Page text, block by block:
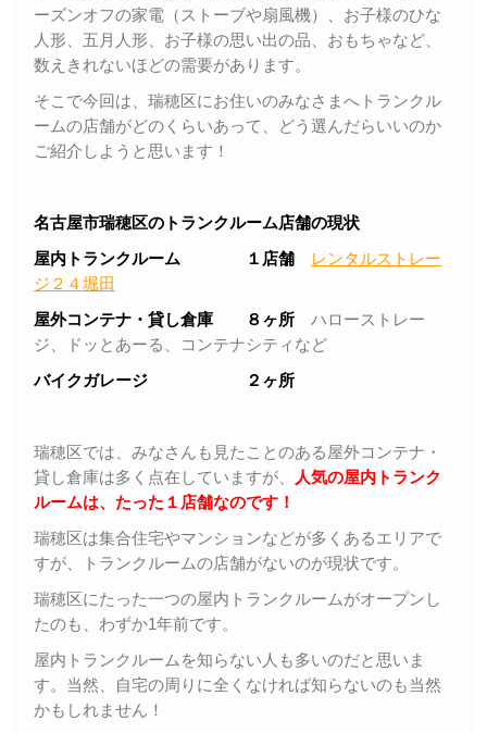
ーズンオフの家電（ストーブや扇風機）、お子様のひな
人形、五月人形、お子様の思い出の品、おもちゃなど、
数えきれないほどの需要があります。
そこで今回は、瑞穂区にお住いのみなさまへトランクル
ームの店舗がどのくらいあって、どう選んだらいいのか
ご紹介しようと思います！
名古屋市瑞穂区のトランクルーム店舗の現状
屋内トランクルーム １店舗
レンタルストレー
ジ２４堀田
屋外コンテナ・貸し倉庫 ８ヶ所 ハローストレー
ジ、ドッとあーる、コンテナシティなど
バイクガレージ ２ヶ所
瑞穂区では、みなさんも見たことのある屋外コンテナ・
貸し倉庫は多く点在していますが、
人気の屋内トランク
ルームは、たった１店舗なのです！
瑞穂区は集合住宅やマンションなどが多くあるエリアで
すが、トランクルームの店舗がないのが現状です。
瑞穂区にたった一つの屋内トランクルームがオープンし
たのも、わずか1年前です。
屋内トランクルームを知らない人も多いのだと思いま
す。当然、自宅の周りに全くなければ知らないのも当然
かもしれません！